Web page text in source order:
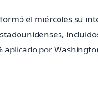
el miércoles su
aplicado por